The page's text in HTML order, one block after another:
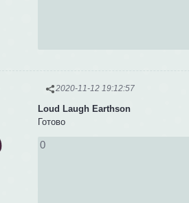
2020-11-12 19:12:57
Loud Laugh Earthson
Готово
0